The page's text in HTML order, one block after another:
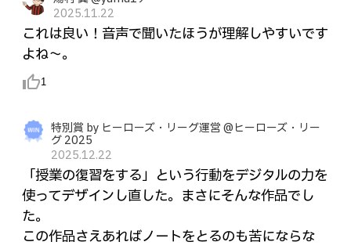
2025.11.22
これは良い！音声で聞いたほうが理解しやすいです
よね〜。
thumb_up_alt1
特別賞 by ヒーローズ・リーグ運営 @ヒーローズ・リー
グ 2025
2025.12.22
「授業の復習をする」という行動をデジタルの力を
使ってデザインし直した。まさにそんな作品でし
た。
この作品さえあればノートをとるのも苦にならな